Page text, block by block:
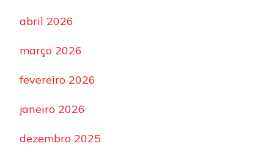
abril 2026
março 2026
fevereiro 2026
janeiro 2026
dezembro 2025